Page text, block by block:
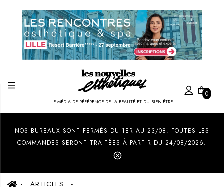
LE MÉDIA DE RÉFÉRENCE DE LA BEAUTÉ ET DU BIEN-ÊTRE
0
NOS BUREAUX SONT FERMÉS DU 1ER AU 23/08. TOUTES LES
COMMANDES SERONT TRAITÉES À PARTIR DU 24/08/2026.
ARTICLES